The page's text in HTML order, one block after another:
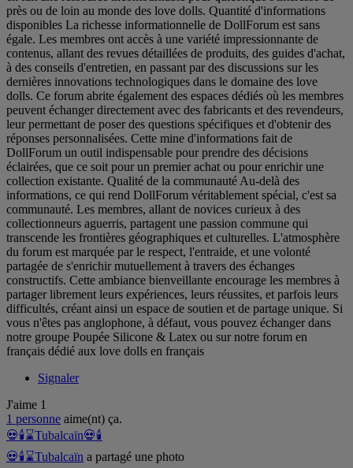
Signaler
J'aime 1
1 personne aime(nt) ça.
💀🕯️⌛Tubalcaïn💀🕯
💀🕯️⌛Tubalcaïn a partagé une photo